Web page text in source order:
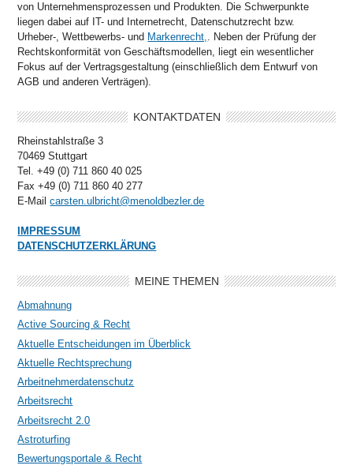
von Unternehmensprozessen und Produkten. Die Schwerpunkte
liegen dabei auf IT- und Internetrecht, Datenschutzrecht bzw.
Urheber-, Wettbewerbs- und Markenrecht,. Neben der Prüfung der
Rechtskonformität von Geschäftsmodellen, liegt ein wesentlicher
Fokus auf der Vertragsgestaltung (einschließlich dem Entwurf von
AGB und anderen Verträgen).
KONTAKTDATEN
Rheinstahlstraße 3
70469 Stuttgart
Tel. +49 (0) 711 860 40 025
Fax +49 (0) 711 860 40 277
E-Mailcarsten.ulbricht@menoldbezler.de
IMPRESSUM
DATENSCHUTZERKLÄRUNG
MEINE THEMEN
Abmahnung
Active Sourcing & Recht
Aktuelle Entscheidungen im Überblick
Aktuelle Rechtsprechung
Arbeitnehmerdatenschutz
Arbeitsrecht
Arbeitsrecht 2.0
Astroturfing
Bewertungsportale & Recht